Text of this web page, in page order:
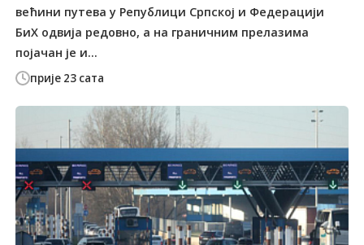
прије 23 сата
већини путева у Републици Српској и Федерацији
БиХ одвија редовно, а на граничним прелазима
појачан је и...